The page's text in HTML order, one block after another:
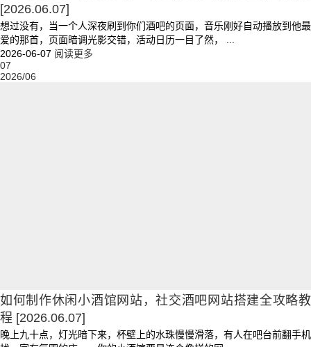
[2026.06.07]
想过没有，当一个人深夜刷到你们酒吧的页面，音乐刚好自动播放到他最
爱的那首，页面暗调光影交错，活动日历一目了然， ...
2026-06-07 阅读更多
07
2026/06
如何制作休闲小酒馆网站，社交酒吧网站搭建全攻略教
程 [2026.06.07]
晚上九十点，灯光暗下来，杯壁上的水珠慢慢滑落，有人在吧台前翻手机